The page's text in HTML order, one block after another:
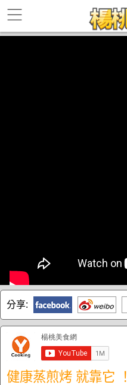
分享:
健康蒸煎烤 就靠它 ！